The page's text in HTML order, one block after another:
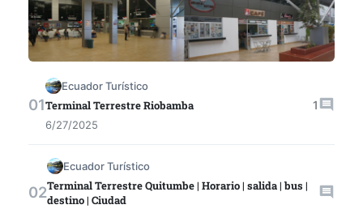
Ecuador Turístico
Terminal Terrestre Riobamba
6/27/2025
1
Ecuador Turístico
Terminal Terrestre Quitumbe | Horario | salida | bus |
destino | Ciudad